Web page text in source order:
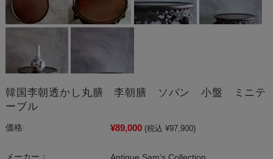
韓国李朝透かし丸膳 李朝膳 ソバン 小盤 ミニテ
ーブル
価格: ¥89,000 (税込 ¥97,900)
メーカー：